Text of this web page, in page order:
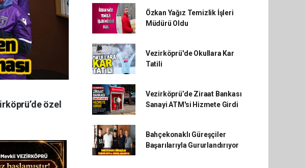
özel
Özkan Yağız Temizlik İşleri
Müdürü Oldu
Vezirköprü'de Okullara Kar
Tatili
Vezirköprü’de Ziraat Bankası
Sanayi ATM'si Hizmete Girdi
Bahçekonaklı Güreşçiler
Başarılarıyla Gururlandırıyor